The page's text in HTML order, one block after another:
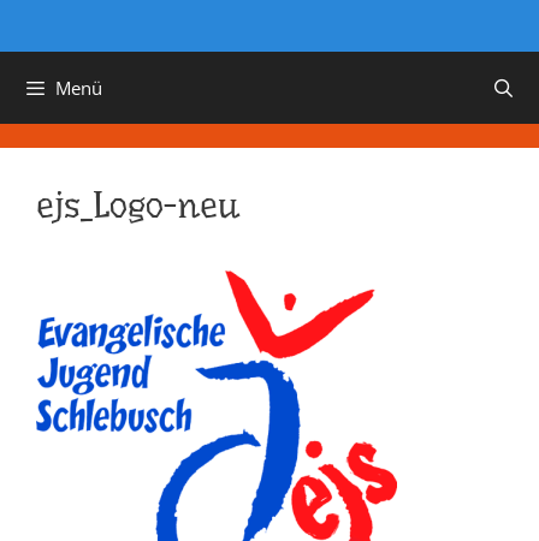
Menü
ejs_Logo-neu